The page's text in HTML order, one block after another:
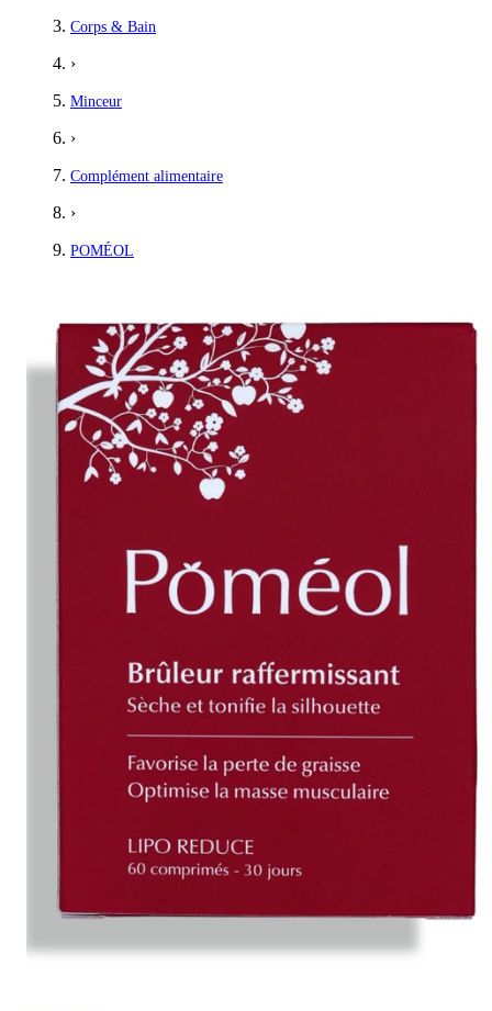
Corps & Bain
›
Minceur
›
Complément alimentaire
›
POMÉOL